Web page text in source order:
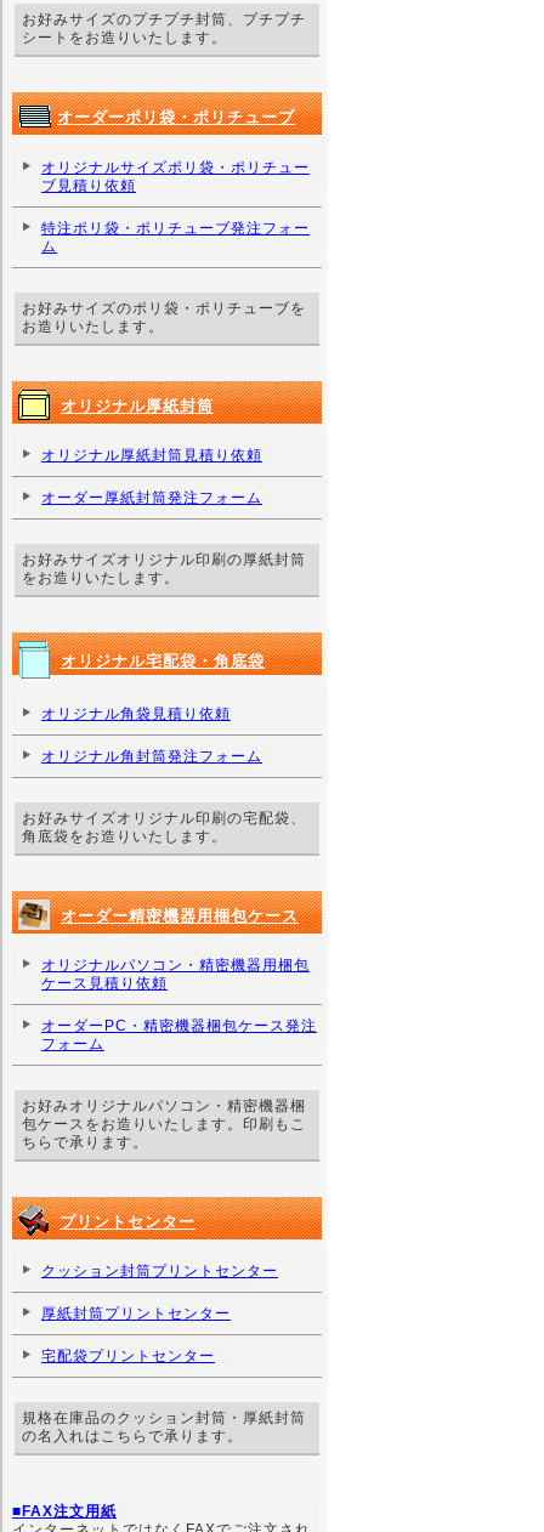
お好みサイズのプチプチ封筒、プチプチ
シートをお造りいたします。
オーダーポリ袋・ポリチューブ
オリジナルサイズポリ袋・ポリチュー
ブ見積り依頼
特注ポリ袋・ポリチューブ発注フォー
ム
お好みサイズのポリ袋・ポリチューブを
お造りいたします。
オリジナル厚紙封筒
オリジナル厚紙封筒見積り依頼
オーダー厚紙封筒発注フォーム
お好みサイズオリジナル印刷の厚紙封筒
をお造りいたします。
オリジナル宅配袋・角底袋
オリジナル角袋見積り依頼
オリジナル角封筒発注フォーム
お好みサイズオリジナル印刷の宅配袋、
角底袋をお造りいたします。
オーダー精密機器用梱包ケース
オリジナルパソコン・精密機器用梱包
ケース見積り依頼
オーダーPC・精密機器梱包ケース発注
フォーム
お好みオリジナルパソコン・精密機器梱
包ケースをお造りいたします。印刷もこ
ちらで承ります。
プリントセンター
クッション封筒プリントセンター
厚紙封筒プリントセンター
宅配袋プリントセンター
規格在庫品のクッション封筒・厚紙封筒
の名入れはこちらで承ります。
■FAX注文用紙